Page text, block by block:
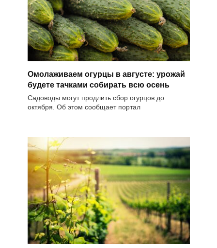
Омолаживаем огурцы в августе: урожай
будете тачками собирать всю осень
Садоводы могут продлить сбор огурцов до
октября. Об этом сообщает портал